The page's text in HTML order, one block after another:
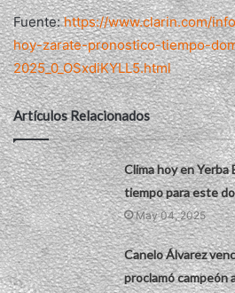
Fuente:https://www.clarin.com/
hoy-zarate-pronostico-tiempo-
2025_0_OSxdiKYLL5.html
Artículos Relacionados
Clima hoy en
tiempo para este
May 04, 2025
Canelo Álvarez
proclamó campeón